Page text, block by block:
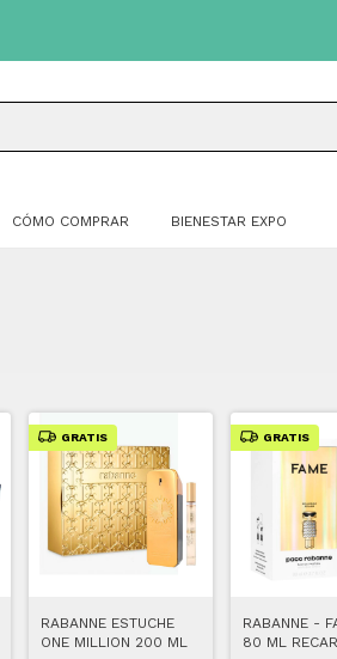
CÓMO COMPRAR BIENESTAR EXPO
GRATIS
RABANNE ESTUCHE
ONE MILLION 200 ML
GRATIS
RABANNE -
80 ML